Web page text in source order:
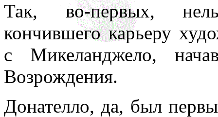
Так, во-первых,
кончившего карьеру
с Микеланджело,
Возрождения.
Донателло, да, был